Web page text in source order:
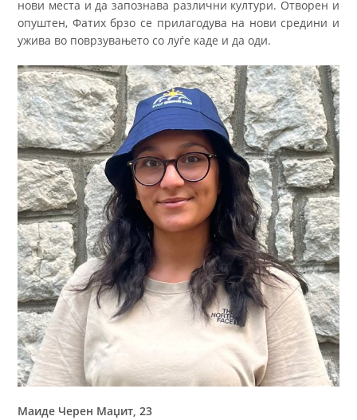
нови места и да запознава различни култури. Отворен и
опуштен, Фатих брзо се прилагодува на нови средини и
ужива во поврзувањето со луѓе каде и да оди.
Маиде Черен Маџит, 23